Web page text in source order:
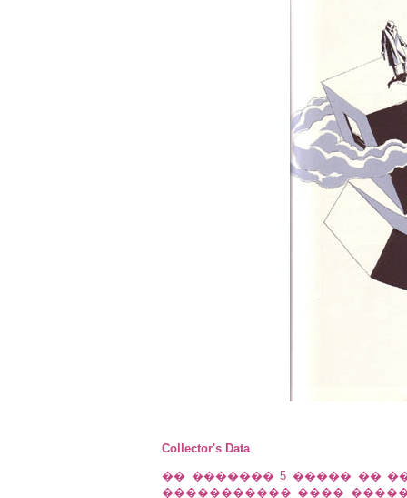
Collector's Data
�� ������� 5 ����� ��
����������� ����